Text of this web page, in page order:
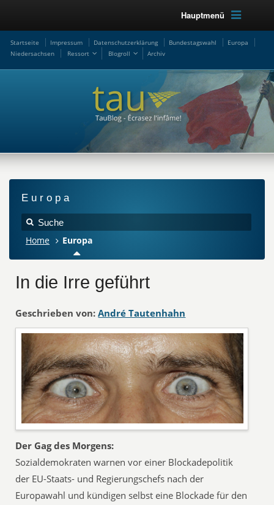
Hauptmenü
Startseite Impressum Datenschutzerklärung Bundestagswahl
Europa
Niedersachsen
Ressort Blogroll Archiv
Europa
Home Europa
In die Irre geführt
Geschrieben von: André Tautenhahn
Der Gag des Morgens:
Sozialdemokraten warnen vor einer Blockadepolitik
der EU-Staats- und Regierungschefs nach der
Europawahl und kündigen selbst eine Blockade für den